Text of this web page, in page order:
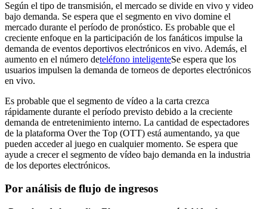
Según el tipo de transmisión, el mercado se divide en vivo y video
bajo demanda. Se espera que el segmento en vivo domine el
mercado durante el período de pronóstico. Es probable que el
creciente enfoque en la participación de los fanáticos impulse la
demanda de eventos deportivos electrónicos en vivo. Además, el
aumento en el número deteléfono inteligenteSe espera que los
usuarios impulsen la demanda de torneos de deportes electrónicos
en vivo.
Es probable que el segmento de vídeo a la carta crezca
rápidamente durante el período previsto debido a la creciente
demanda de entretenimiento interno. La cantidad de espectadores
de la plataforma Over the Top (OTT) está aumentando, ya que
pueden acceder al juego en cualquier momento. Se espera que
ayude a crecer el segmento de vídeo bajo demanda en la industria
de los deportes electrónicos.
Por análisis de flujo de ingresos